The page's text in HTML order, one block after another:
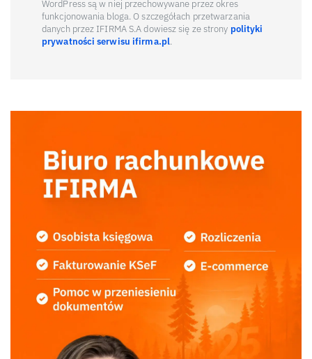
WordPress są w niej przechowywane przez okres
funkcjonowania bloga. O szczegółach przetwarzania
danych przez IFIRMA S.A dowiesz się ze strony polityki
prywatności serwisu ifirma.pl.